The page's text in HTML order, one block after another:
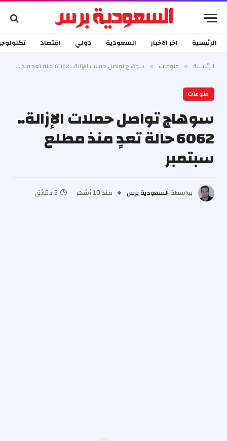
الرئيسية اخر الاخبار السعودية دولي اقتصاد
الرئيسية » منوعات » سوهاج تواصل حملات الإزالة.. 6062 حالة تعدٍ منذ مطلع سبتمبر
منوعات
سوهاج تواصل حملات الإزالة..
6062 حالة تعدٍ منذ مطلع
سبتمبر
بواسطة السعودية برس منذ 10 أشهر 2 دقائق